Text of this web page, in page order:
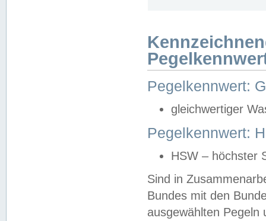
Pegelkennwert:
gleichwertiger
Pegelkennwert:
HSW – höchster
Sind in
Bundes mit den
ausgewählten